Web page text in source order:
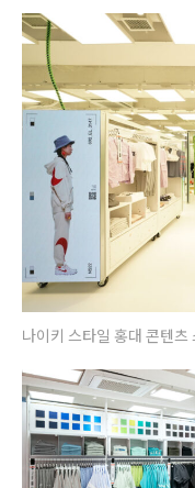
나이키 스타일 홍대 콘텐